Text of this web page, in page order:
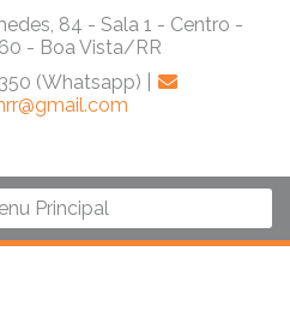
84 - Sala 1 - Centro -
- Boa Vista/RR
(Whatsapp) |
Principal